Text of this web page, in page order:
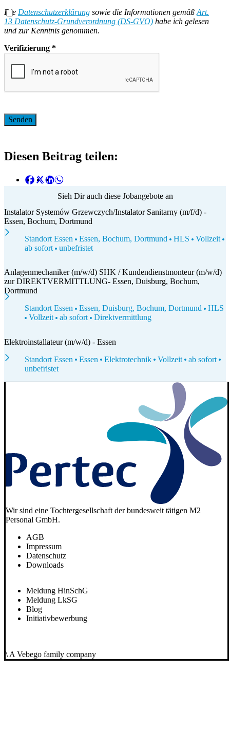
Die Datenschutzerklärung sowie die Informationen gemäß Art.
13 Datenschutz-Grundverordnung (DS-GVO) habe ich gelesen
und zur Kenntnis genommen.
Verifizierung *
Diesen Beitrag teilen:
Sieh Dir auch diese Jobangebote an
Instalator Systemów Grzewczych/Instalator Sanitarny (m/f/d) -
Essen, Bochum, Dortmund
Standort Essen
Essen, Bochum, Dortmund HLS
Vollzeit
ab sofort
unbefristet
Anlagenmechaniker (m/w/d) SHK / Kundendienstmonteur (m/w/d)
zur DIREKTVERMITTLUNG- Essen, Duisburg, Bochum,
Dortmund
Standort Essen
Essen, Duisburg, Bochum, Dortmund
HLS
Vollzeit
ab sofort Direktvermittlung
Elektroinstallateur (m/w/d) - Essen
Standort Essen
Essen Elektrotechnik Vollzeit
ab sofort
unbefristet
Wir sind eine Tochtergesellschaft der bundesweit tätigen M2
Personal GmbH.
AGB
Impressum
Datenschutz
Downloads
Meldung HinSchG
Meldung LkSG
Blog
Initiativbewerbung
\ A Vebego family company